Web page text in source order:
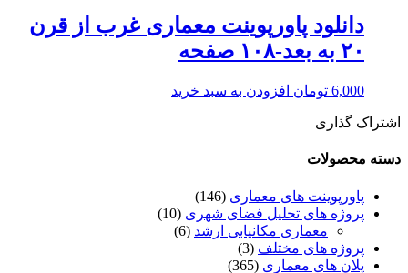
دانلود پاورپوینت معماری غرب از قرن
۲۰ به بعد-۱۰۸ صفحه
6,000 تومان افزودن به سبد خرید
اشتراک گذاری
دسته محصولات
پاورپوینت های معماری (146)
پروژه های تحلیل فضای شهری (10)
معماری مکانیابی ارشد (6)
پروژه های مختلف (3)
پلان های معماری (365)